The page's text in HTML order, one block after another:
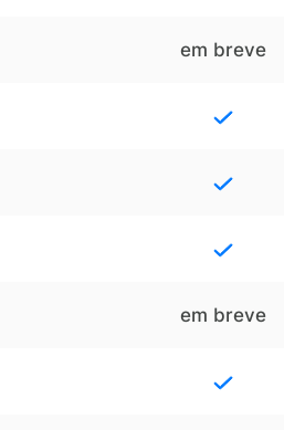
em breve
em breve